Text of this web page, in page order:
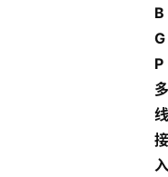
B
G
P
多
线
接
入